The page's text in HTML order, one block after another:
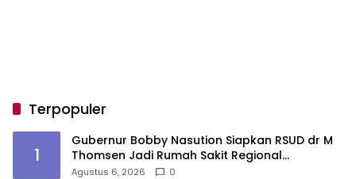
Terpopuler
1
Gubernur Bobby Nasution Siapkan RSUD dr M
Thomsen Jadi Rumah Sakit Regional
Kepulauan Nias
Agustus 6, 2026 0